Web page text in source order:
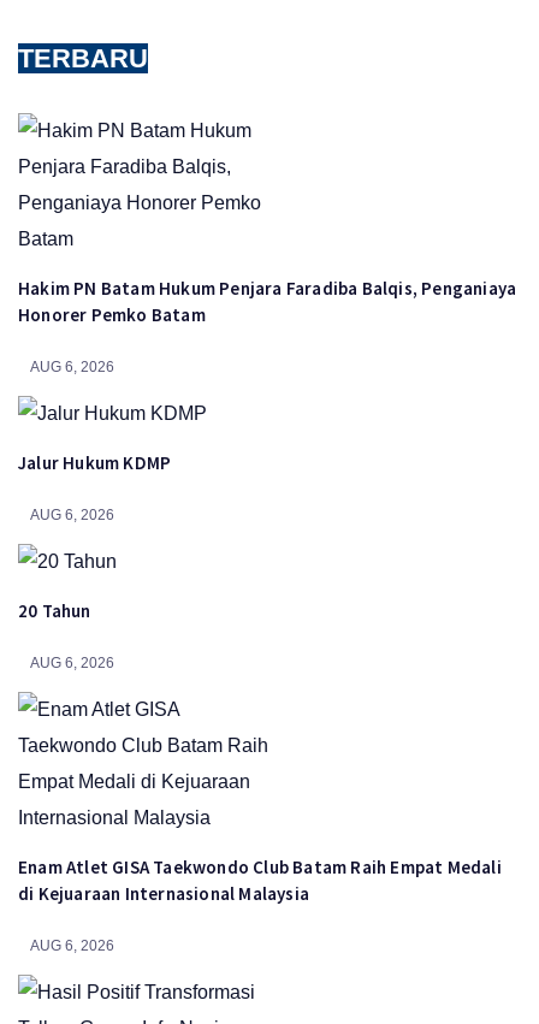
TERBARU
Hakim PN Batam Hukum Penjara Faradiba Balqis, Penganiaya
Honorer Pemko Batam
AUG 6, 2026
Jalur Hukum KDMP
AUG 6, 2026
20 Tahun
AUG 6, 2026
Enam Atlet GISA Taekwondo Club Batam Raih Empat Medali
di Kejuaraan Internasional Malaysia
AUG 6, 2026